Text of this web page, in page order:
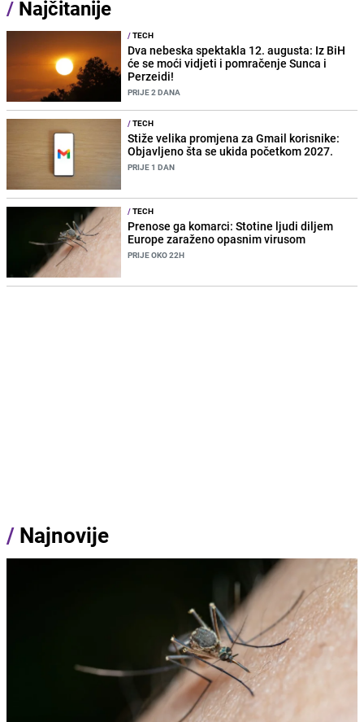
/ Najčitanije
/TECH
Dva nebeska spektakla 12. augusta: Iz BiH
će se moći vidjeti i pomračenje Sunca i
Perzeidi!
PRIJE 2 DANA
/TECH
Stiže velika promjena za Gmail korisnike:
Objavljeno šta se ukida početkom 2027.
PRIJE 1 DAN
/TECH
Prenose ga komarci: Stotine ljudi diljem
Europe zaraženo opasnim virusom
PRIJE OKO 22H
/ Najnovije